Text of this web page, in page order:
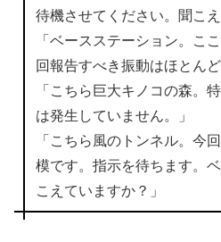
待機させてください。聞こえ
「ベースステーション。こ
回報告すべき振動はほとん
「こちら巨大キノコの森。
は発生していません。」
「こちら風のトンネル。今
模です。指示を待ちます。
こえていますか？」